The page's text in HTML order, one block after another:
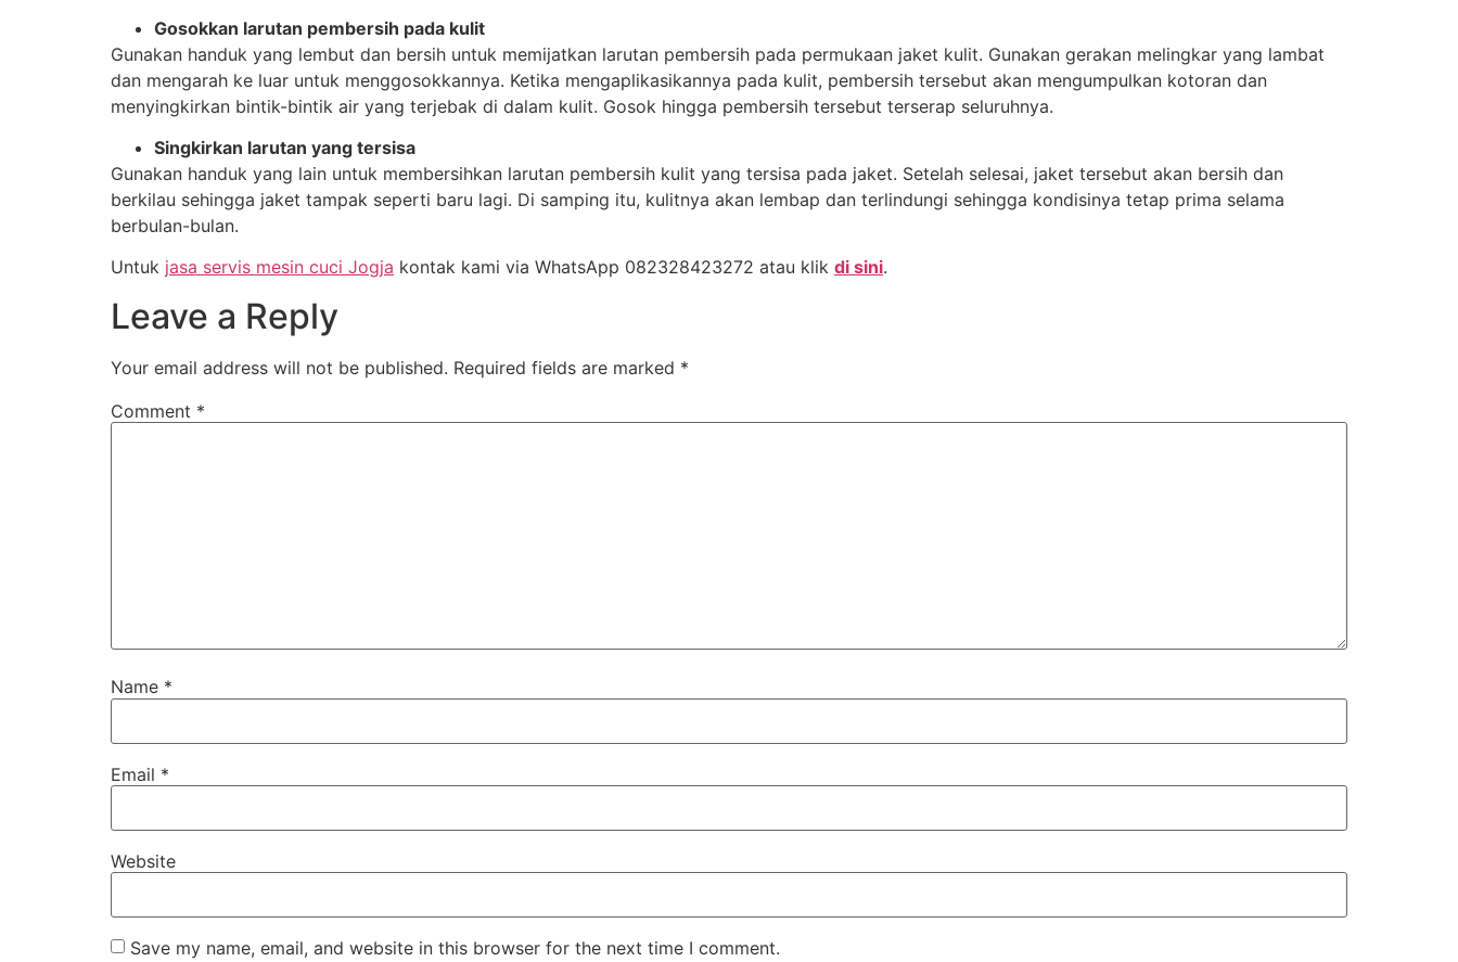
Gosokkan larutan pembersih pada kulit
Gunakan handuk yang lembut dan bersih untuk memijatkan larutan pembersih pada permukaan jaket kulit. Gunakan gerakan melingkar yang lambat
dan mengarah ke luar untuk menggosokkannya. Ketika mengaplikasikannya pada kulit, pembersih tersebut akan mengumpulkan kotoran dan
menyingkirkan bintik-bintik air yang terjebak di dalam kulit. Gosok hingga pembersih tersebut terserap seluruhnya.
Singkirkan larutan yang tersisa
Gunakan handuk yang lain untuk membersihkan larutan pembersih kulit yang tersisa pada jaket. Setelah selesai, jaket tersebut akan bersih dan
berkilau sehingga jaket tampak seperti baru lagi. Di samping itu, kulitnya akan lembap dan terlindungi sehingga kondisinya tetap prima selama
berbulan-bulan.
Untuk jasa servis mesin cuci Jogja kontak kami via WhatsApp 082328423272 atau klik di sini.
Leave a Reply
Your email address will not be published. Required fields are marked *
Comment *
Name *
Email *
Website
Save my name, email, and website in this browser for the next time I comment.